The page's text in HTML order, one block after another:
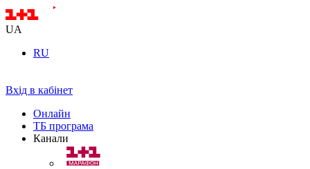
UA
RU
Вхід в кабінет
Онлайн
ТБ програма
Канали